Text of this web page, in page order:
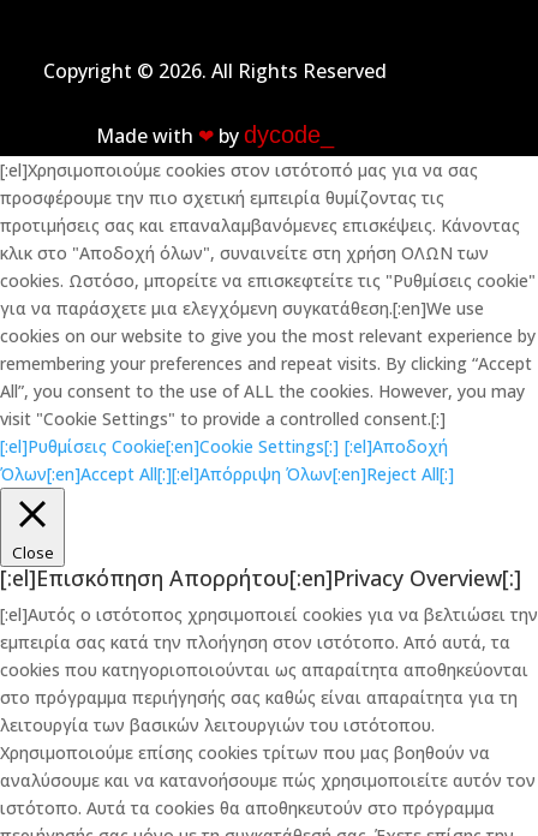
Copyright © 2026. All Rights Reserved
Made with ❤︎ bydycode_
[:el]Χρησιμοποιούμε cookies στον ιστότοπό μας για να σας
προσφέρουμε την πιο σχετική εμπειρία θυμίζοντας τις
προτιμήσεις σας και επαναλαμβανόμενες επισκέψεις. Κάνοντας
κλικ στο "Αποδοχή όλων", συναινείτε στη χρήση ΟΛΩΝ των
cookies. Ωστόσο, μπορείτε να επισκεφτείτε τις "Ρυθμίσεις cookie"
για να παράσχετε μια ελεγχόμενη συγκατάθεση.[:en]We use
cookies on our website to give you the most relevant experience by
remembering your preferences and repeat visits. By clicking “Accept
All”, you consent to the use of ALL the cookies. However, you may
visit "Cookie Settings" to provide a controlled consent.[:]
[:el]Ρυθμίσεις Cookie[:en]Cookie Settings[:] [:el]Αποδοχή
Όλων[:en]Accept All[:][:el]Απόρριψη Όλων[:en]Reject All[:]
Close
[:el]Επισκόπηση Απορρήτου[:en]Privacy Overview[:]
[:el]Αυτός ο ιστότοπος χρησιμοποιεί cookies για να βελτιώσει την
εμπειρία σας κατά την πλοήγηση στον ιστότοπο. Από αυτά, τα
cookies που κατηγοριοποιούνται ως απαραίτητα αποθηκεύονται
στο πρόγραμμα περιήγησής σας καθώς είναι απαραίτητα για τη
λειτουργία των βασικών λειτουργιών του ιστότοπου.
Χρησιμοποιούμε επίσης cookies τρίτων που μας βοηθούν να
αναλύσουμε και να κατανοήσουμε πώς χρησιμοποιείτε αυτόν τον
ιστότοπο. Αυτά τα cookies θα αποθηκευτούν στο πρόγραμμα